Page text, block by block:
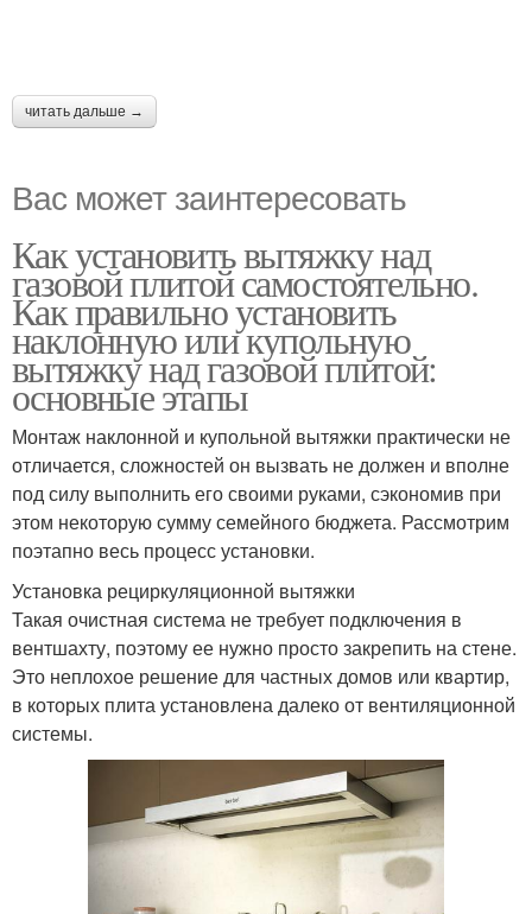
читать дальше →
Вас может заинтересовать
Как установить вытяжку над
газовой плитой самостоятельно.
Как правильно установить
наклонную или купольную
вытяжку над газовой плитой:
основные этапы
Монтаж наклонной и купольной вытяжки практически не
отличается, сложностей он вызвать не должен и вполне
под силу выполнить его своими руками, сэкономив при
этом некоторую сумму семейного бюджета. Рассмотрим
поэтапно весь процесс установки.
Установка рециркуляционной вытяжки
Такая очистная система не требует подключения в
вентшахту, поэтому ее нужно просто закрепить на стене.
Это неплохое решение для частных домов или квартир,
в которых плита установлена далеко от вентиляционной
системы.